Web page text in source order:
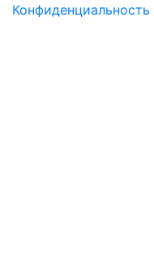
Конфиденциальность